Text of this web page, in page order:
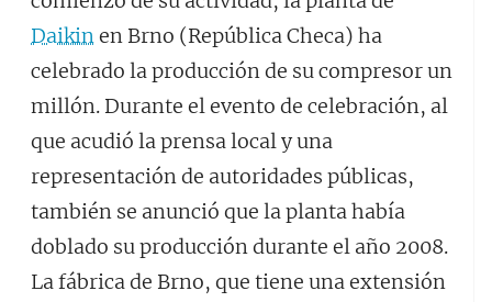
Daikinen Brno (República Checa) ha
celebrado la producción de su compresor un
millón. Durante el evento de celebración, al
que acudió la prensa local y una
representación de autoridades públicas,
también se anunció que la planta había
doblado su producción durante el año 2008.
La fábrica de Brno, que tiene una extensión